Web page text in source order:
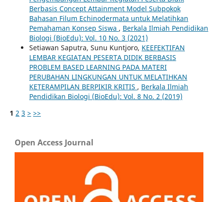
Berbasis Concept Attainment Model Subpokok
Bahasan Filum Echinodermata untuk Melatihkan
Pemahaman Konsep Siswa , Berkala Ilmiah Pendidikan
Biologi (BioEdu): Vol. 10 No. 3 (2021)
Setiawan Saputra, Sunu Kuntjoro, KEEFEKTIFAN
LEMBAR KEGIATAN PESERTA DIDIK BERBASIS
PROBLEM BASED LEARNING PADA MATERI
PERUBAHAN LINGKUNGAN UNTUK MELATIHKAN
KETERAMPILAN BERPIKIR KRITIS , Berkala Ilmiah
Pendidikan Biologi (BioEdu): Vol. 8 No. 2 (2019)
1 2 3 > >>
Open Access Journal